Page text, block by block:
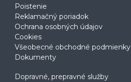
Poistenie
Reklamačný poriadok
Ochrana osobných údajov
Cookies
Všeobecné obchodné podmienky
Dokumenty
Dopravné, prepravné služby